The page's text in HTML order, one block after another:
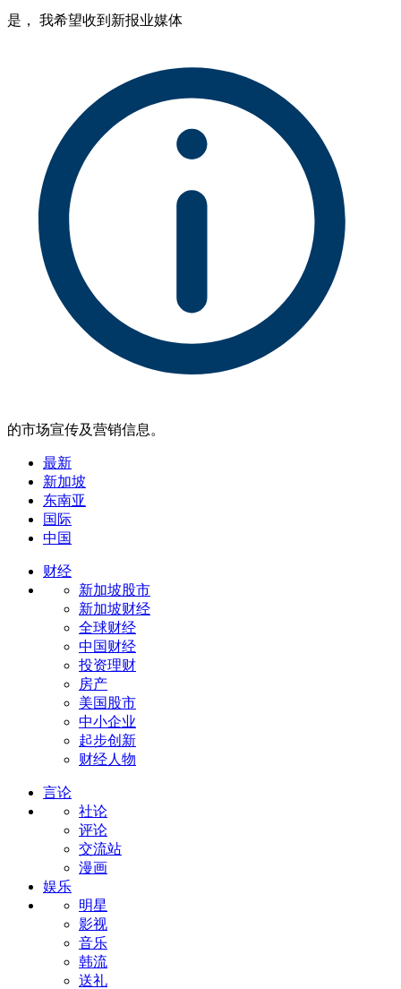
是， 我希望收到新报业媒体
的市场宣传及营销信息。
最新
新加坡
东南亚
国际
中国
财经
新加坡股市
新加坡财经
全球财经
中国财经
投资理财
房产
美国股市
中小企业
起步创新
财经人物
言论
社论
评论
交流站
漫画
娱乐
明星
影视
音乐
韩流
送礼